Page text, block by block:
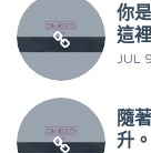
你
這
JUL
隨
升。